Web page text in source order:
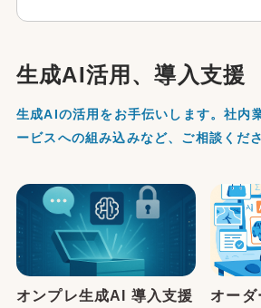
生成AI活用、導入支援
生成AIの活用をお手伝いします。社内
ービスへの組み込みなど、ご相談くださ
オンプレ生成AI 導入支援
オーダ